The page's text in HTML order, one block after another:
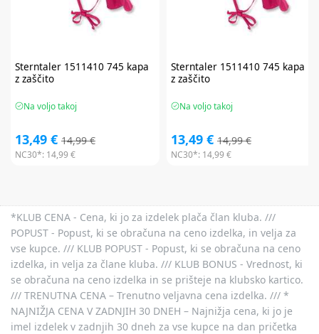
Sterntaler1511410 745 kapa
z zaščito
Na voljo takoj
13,49 € 14,99 €
NC30*: 14,99 €
Sterntaler1511410 745 kapa
z zaščito
Na voljo takoj
13,49 € 14,99 €
NC30*: 14,99 €
*KLUB CENA - Cena, ki jo za izdelek plača član kluba. ///
POPUST - Popust, ki se obračuna na ceno izdelka, in velja za
vse kupce. /// KLUB POPUST - Popust, ki se obračuna na ceno
izdelka, in velja za člane kluba. /// KLUB BONUS - Vrednost, ki
se obračuna na ceno izdelka in se prišteje na klubsko kartico.
/// TRENUTNA CENA – Trenutno veljavna cena izdelka. /// *
NAJNIŽJA CENA V ZADNJIH 30 DNEH – Najnižja cena, ki jo je
imel izdelek v zadnjih 30 dneh za vse kupce na dan pričetka